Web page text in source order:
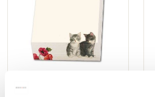
Memo blocnote: Franciens